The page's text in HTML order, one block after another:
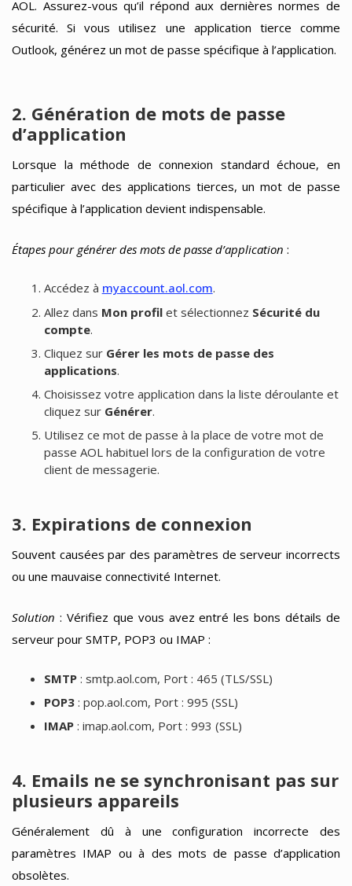
AOL. Assurez-vous qu’il répond aux dernières normes de
sécurité. Si vous utilisez une application tierce comme
Outlook, générez un mot de passe spécifique à l’application.
2. Génération de mots de passe
d’application
Lorsque la méthode de connexion standard échoue, en
particulier avec des applications tierces, un mot de passe
spécifique à l’application devient indispensable.
Étapes pour générer des mots de passe d’application :
Accédez à myaccount.aol.com.
Allez dans Mon profilet sélectionnez Sécurité du
compte.
Cliquez sur Gérer les mots de passe des
applications.
Choisissez votre application dans la liste déroulante et
cliquez sur Générer.
Utilisez ce mot de passe à la place de votre mot de
passe AOL habituel lors de la configuration de votre
client de messagerie.
3. Expirations de connexion
Souvent causées par des paramètres de serveur incorrects
ou une mauvaise connectivité Internet.
Solution : Vérifiez que vous avez entré les bons détails de
serveur pour SMTP, POP3 ou IMAP :
SMTP: smtp.aol.com, Port : 465 (TLS/SSL)
POP3: pop.aol.com, Port : 995 (SSL)
IMAP: imap.aol.com, Port : 993 (SSL)
4. Emails ne se synchronisant pas sur
plusieurs appareils
Généralement dû à une configuration incorrecte des
paramètres IMAP ou à des mots de passe d’application
obsolètes.